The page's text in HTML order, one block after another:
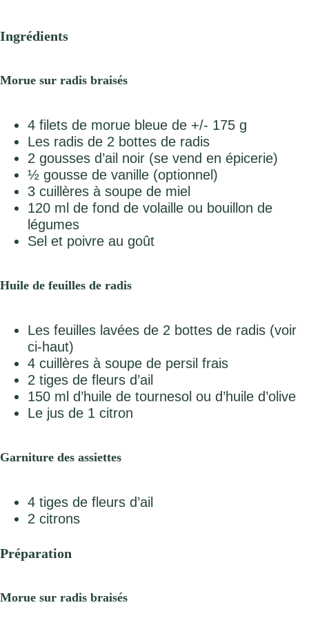
Ingrédients
Morue sur radis braisés
4 filets de morue bleue de +/- 175 g
Les radis de 2 bottes de radis
2 gousses d’ail noir (se vend en épicerie)
½ gousse de vanille (optionnel)
3 cuillères à soupe de miel
120 ml de fond de volaille ou bouillon de
légumes
Sel et poivre au goût
Huile de feuilles de radis
Les feuilles lavées de 2 bottes de radis (voir
ci-haut)
4 cuillères à soupe de persil frais
2 tiges de fleurs d’ail
150 ml d’huile de tournesol ou d’huile d’olive
Le jus de 1 citron
Garniture des assiettes
4 tiges de fleurs d’ail
2 citrons
Préparation
Morue sur radis braisés